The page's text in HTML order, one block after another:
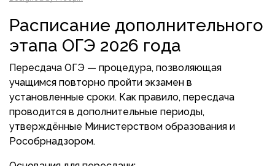
Расписание дополнительного
этапа ОГЭ 2026 года
Пересдача ОГЭ — процедура, позволяющая
учащимся повторно пройти экзамен в
установленные сроки. Как правило, пересдача
проводится в дополнительные периоды,
утверждённые Министерством образования и
Рособрнадзором.